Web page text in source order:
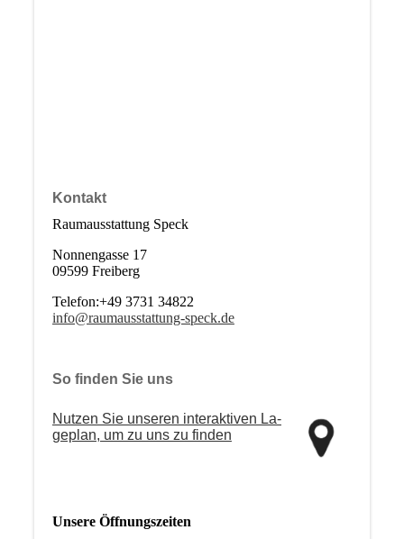
Kontakt
Raumausstattung Speck
Nonnengasse 17
09599 Freiberg
Telefon:+49 3731 34822
info@raumausstattung-speck.de
So finden Sie uns
Nutzen Sie unseren interaktiven La­
ge­plan, um zu uns zu finden
Unsere Öffnungszeiten